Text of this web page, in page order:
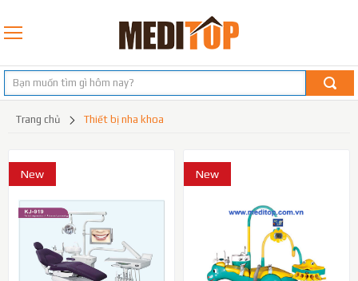
trang chủ thiết bị nha khoa
New New